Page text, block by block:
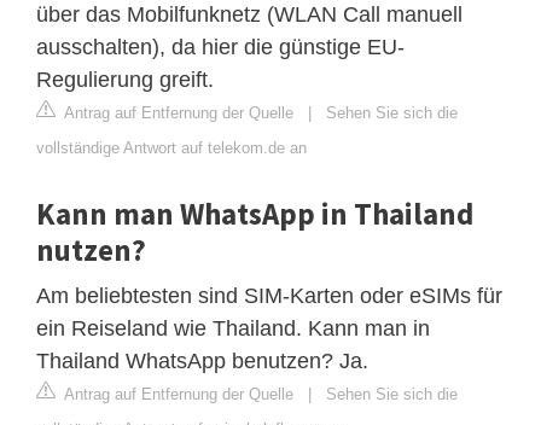
über das Mobilfunknetz (WLAN Call manuell
ausschalten), da hier die günstige EU-
Regulierung greift.
Antrag auf Entfernung der Quelle | Sehen Sie sich die
vollständige Antwort auf telekom.de an
Kann man WhatsApp in Thailand
nutzen?
Am beliebtesten sind SIM-Karten oder eSIMs für
ein Reiseland wie Thailand. Kann man in
Thailand WhatsApp benutzen? Ja.
Antrag auf Entfernung der Quelle | Sehen Sie sich die